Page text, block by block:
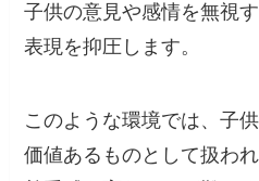
子供の意見や感情を無視
表現を抑圧します。
このような環境では、子
価値あるものとして扱わ